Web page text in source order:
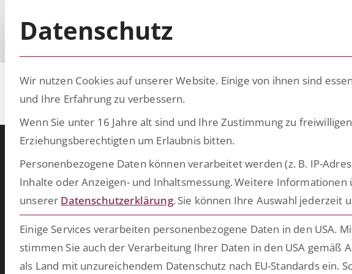
Stephan Boehnke
Warum ESCRIBA?
ESCRIBA steht für 25 Jahre gelebte Digitalisierung in Unternehmen.
Unser Herz schlägt für digitale Prozesse und skalierbare Technologien,
Damit schaffen wir in kurzer Zeit bahnbrechende Ergebnisse und
bringen Ihre Softwarewelt auf Vordermann. Wählen Sie aus unserem
Datenschutz
Wir nutzen Cookies auf unserer Website. Einige von ihnen sind
und Ihre Erfahrung zu verbessern.
Wenn Sie unter 16 Jahre alt sind und Ihre Zustimmung zu
Erziehungsberechtigten um Erlaubnis bitten.
Personenbezogene Daten können verarbeitet werden (z. B. IP-
Inhalte oder Anzeigen- und Inhaltsmessung.Weitere Informationen
unserer Datenschutzerklärung. Sie können Ihre Auswahl jederzeit
Einige Services verarbeiten personenbezogene Daten in den USA.
stimmen Sie auch der Verarbeitung Ihrer Daten in den USA gemäß
als Land mit unzureichendem Datenschutz nach EU-Standards ein.